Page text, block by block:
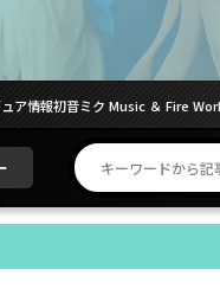
ア情報初音ミク Music ＆ Fire